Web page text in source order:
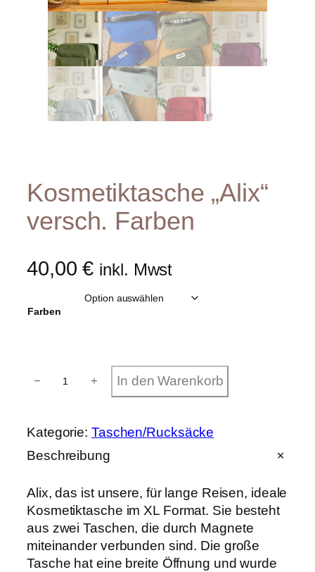
Kosmetiktasche „Alix“
versch. Farben
40,00€ inkl. Mwst
Farben
t
i
a
s
c
h
e
"
− + In den Warenkorb
Kategorie: Taschen/Rucksäcke
Beschreibung
Alix, das ist unsere, für lange Reisen, ideale
Kosmetiktasche im XL Format. Sie besteht
aus zwei Taschen, die durch Magnete
miteinander verbunden sind. Die große
Tasche hat eine breite Öffnung und wurde